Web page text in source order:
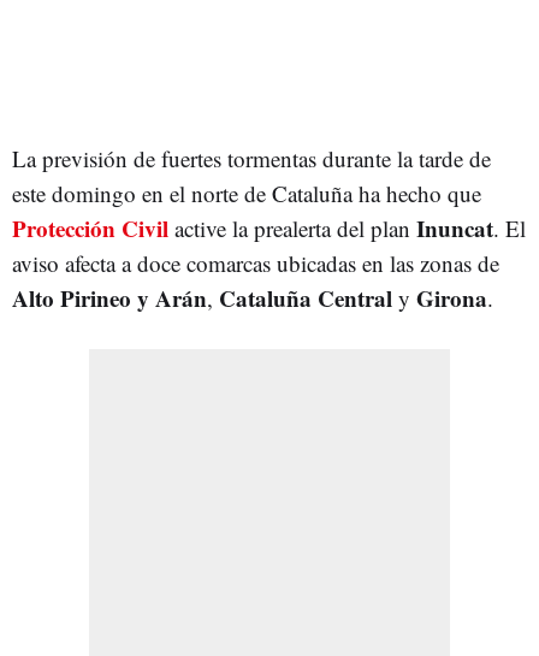
La previsión de fuertes tormentas durante la tarde de
este domingo en el norte de Cataluña ha hecho que
Protección Civil active la prealerta del plan Inuncat. El
aviso afecta a doce comarcas ubicadas en las zonas de
Alto Pirineo y Arán, Cataluña Central y Girona.